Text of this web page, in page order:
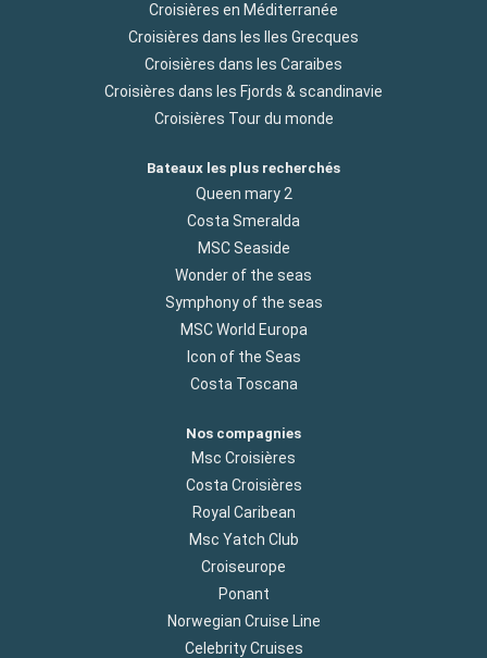
Croisières en Méditerranée
Croisières dans les Iles Grecques
Croisières dans les Caraibes
Croisières dans les Fjords & scandinavie
Croisières Tour du monde
Bateaux les plus recherchés
Queen mary 2
Costa Smeralda
MSC Seaside
Wonder of the seas
Symphony of the seas
MSC World Europa
Icon of the Seas
Costa Toscana
Nos compagnies
Msc Croisières
Costa Croisières
Royal Caribean
Msc Yatch Club
Croiseurope
Ponant
Norwegian Cruise Line
Celebrity Cruises